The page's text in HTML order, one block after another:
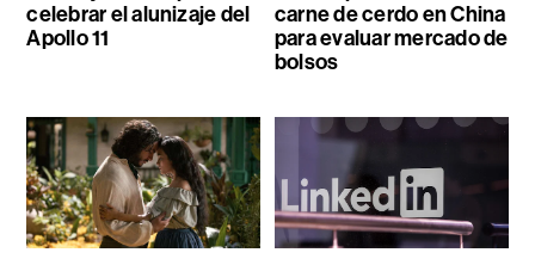
celebrar el alunizaje del
Apollo 11
carne de cerdo en China
para evaluar mercado de
bolsos